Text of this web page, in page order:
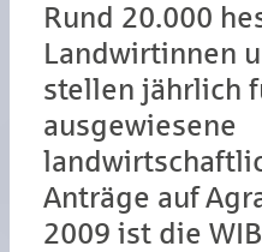
Rund 20.000
Landwirtinnen
stellen jährlich
ausgewiesene
Anträge auf
2009 ist die